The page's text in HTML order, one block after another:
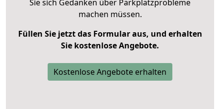
Sie sich Gedanken über Parkplatzprobleme
machen müssen.
Füllen Sie jetzt das Formular aus, und erhalten
Sie kostenlose Angebote.
Kostenlose Angebote erhalten